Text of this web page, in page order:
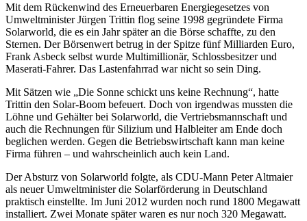
Mit dem Rückenwind des Erneuerbaren Energiegesetzes von
Umweltminister Jürgen Trittin flog seine 1998 gegründete Firma
Solarworld, die es ein Jahr später an die Börse schaffte, zu den
Sternen. Der Börsenwert betrug in der Spitze fünf Milliarden Euro,
Frank Asbeck selbst wurde Multimillionär, Schlossbesitzer und
Maserati-Fahrer. Das Lastenfahrrad war nicht so sein Ding.
Mit Sätzen wie „Die Sonne schickt uns keine Rechnung“, hatte
Trittin den Solar-Boom befeuert. Doch von irgendwas mussten die
Löhne und Gehälter bei Solarworld, die Vertriebsmannschaft und
auch die Rechnungen für Silizium und Halbleiter am Ende doch
beglichen werden. Gegen die Betriebswirtschaft kann man keine
Firma führen – und wahrscheinlich auch kein Land.
Der Absturz von Solarworld folgte, als CDU-Mann Peter Altmaier
als neuer Umweltminister die Solarförderung in Deutschland
praktisch einstellte. Im Juni 2012 wurden noch rund 1800 Megawatt
installiert. Zwei Monate später waren es nur noch 320 Megawatt.